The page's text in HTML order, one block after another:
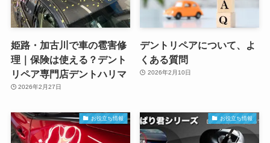
姫路・加古川で車の雹害修
理｜保険は使える？デント
リペア専門店デントハリマ
2026年2月27日
デントリペアについて、よ
くある質問
2026年2月10日
お役立ち情報 お役立ち情報